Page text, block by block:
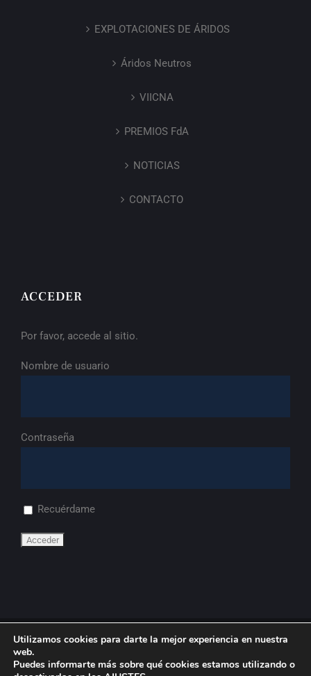
EXPLOTACIONES DE ÁRIDOS
Áridos Neutros
VIICNA
PREMIOS FdA
NOTICIAS
CONTACTO
ACCEDER
Por favor, accede al sitio.
Nombre de usuario
Contraseña
Recuérdame
Utilizamos cookies para darte la mejor experiencia en nuestra
web.
Puedes informarte más sobre qué cookies estamos utilizando o